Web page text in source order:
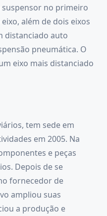
no primeiro
além de dois eixos
distanciado auto
pneumática. O
eixo mais distanciado
tem sede em
em 2005. Na
e peças
Depois de se
fornecedor de
ampliou suas
a produção e